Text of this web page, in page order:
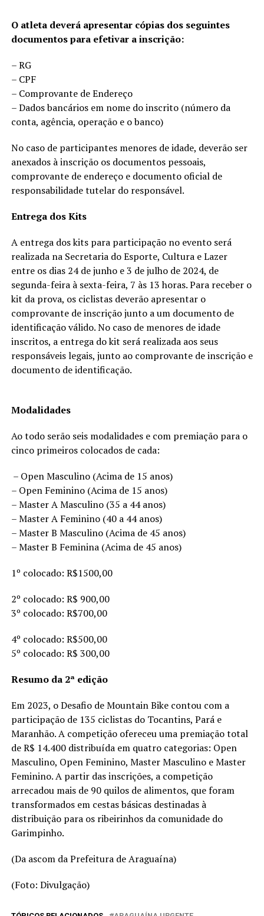
O atleta deverá apresentar cópias dos seguintes
documentos para efetivar a inscrição:
– RG
– CPF
– Comprovante de Endereço
– Dados bancários em nome do inscrito (número da
conta, agência, operação e o banco)
No caso de participantes menores de idade, deverão ser
anexados à inscrição os documentos pessoais,
comprovante de endereço e documento oficial de
responsabilidade tutelar do responsável.
Entrega dos Kits
A entrega dos kits para participação no evento será
realizada na Secretaria do Esporte, Cultura e Lazer
entre os dias 24 de junho e 3 de julho de 2024, de
segunda-feira à sexta-feira, 7 às 13 horas. Para receber o
kit da prova, os ciclistas deverão apresentar o
comprovante de inscrição junto a um documento de
identificação válido. No caso de menores de idade
inscritos, a entrega do kit será realizada aos seus
responsáveis legais, junto ao comprovante de inscrição e
documento de identificação.
Modalidades
Ao todo serão seis modalidades e com premiação para o
cinco primeiros colocados de cada:
– Open Masculino (Acima de 15 anos)
– Open Feminino (Acima de 15 anos)
– Master A Masculino (35 a 44 anos)
– Master A Feminino (40 a 44 anos)
– Master B Masculino (Acima de 45 anos)
– Master B Feminina (Acima de 45 anos)
1º colocado: R$1500,00
2º colocado: R$ 900,00
3º colocado: R$700,00
4º colocado: R$500,00
5º colocado: R$ 300,00
Resumo da 2ª edição
Em 2023, o Desafio de Mountain Bike contou com a
participação de 135 ciclistas do Tocantins, Pará e
Maranhão. A competição ofereceu uma premiação total
de R$ 14.400 distribuída em quatro categorias: Open
Masculino, Open Feminino, Master Masculino e Master
Feminino. A partir das inscrições, a competição
arrecadou mais de 90 quilos de alimentos, que foram
transformados em cestas básicas destinadas à
distribuição para os ribeirinhos da comunidade do
Garimpinho.
(Da ascom da Prefeitura de Araguaína)
(Foto: Divulgação)